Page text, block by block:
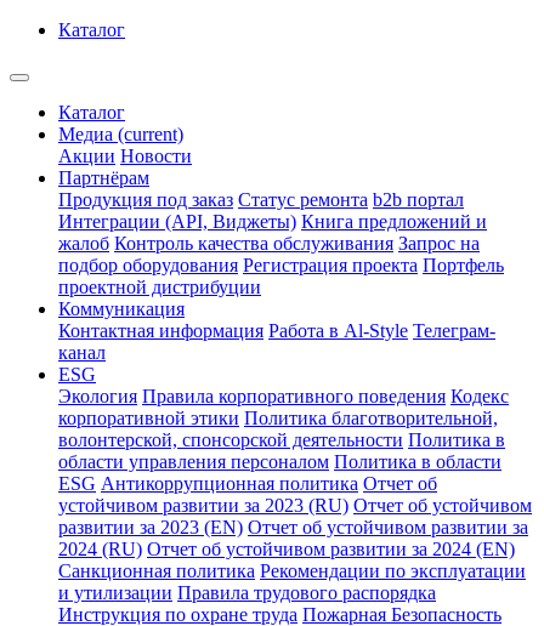
Каталог
Каталог
Медиа (current)
Акции Новости
Партнёрам
Продукция под заказ Статус ремонта b2b портал
Интеграции (API, Виджеты) Книга предложений и
жалоб Контроль качества обслуживания Запрос на
подбор оборудования Регистрация проекта Портфель
проектной дистрибуции
Коммуникация
Контактная информация Работа в Al-Style Телеграм-
канал
ESG
Экология Правила корпоративного поведения Кодекс
корпоративной этики Политика благотворительной,
волонтерской, спонсорской деятельности Политика в
области управления персоналом Политика в области
ESG Антикоррупционная политика Отчет об
устойчивом развитии за 2023 (RU) Отчет об устойчивом
развитии за 2023 (EN) Отчет об устойчивом развитии за
2024 (RU) Отчет об устойчивом развитии за 2024 (EN)
Санкционная политика Рекомендации по эксплуатации
и утилизации Правила трудового распорядка
Инструкция по охране труда Пожарная Безопасность